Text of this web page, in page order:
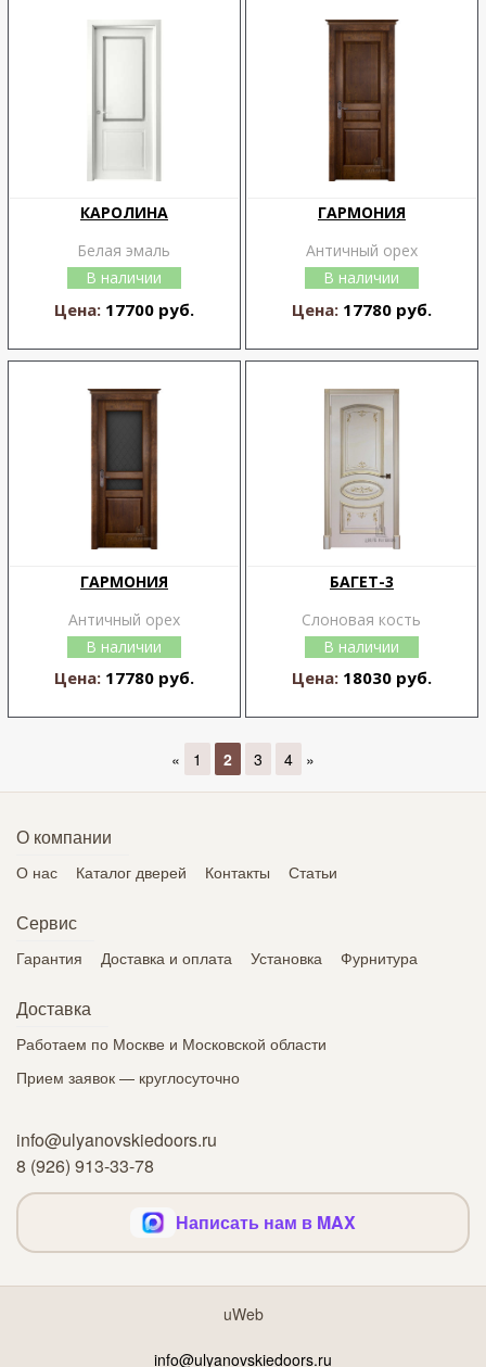
КАРОЛИНА
Белая эмаль
В наличии
Цена: 17700 руб.
ГАРМОНИЯ
Античный орех
В наличии
Цена: 17780 руб.
ГАРМОНИЯ
Античный орех
В наличии
Цена: 17780 руб.
БАГЕТ-3
Слоновая кость
В наличии
Цена: 18030 руб.
« 1 2 3 4 »
О компании
О нас Каталог дверей Контакты Статьи
Сервис
Гарантия Доставка и оплата Установка Фурнитура
Доставка
Работаем по Москве и Московской области
Прием заявок — круглосуточно
info@ulyanovskiedoors.ru
8 (926) 913-33-78
Написать нам в MAX
uWeb
info@ulyanovskiedoors.ru